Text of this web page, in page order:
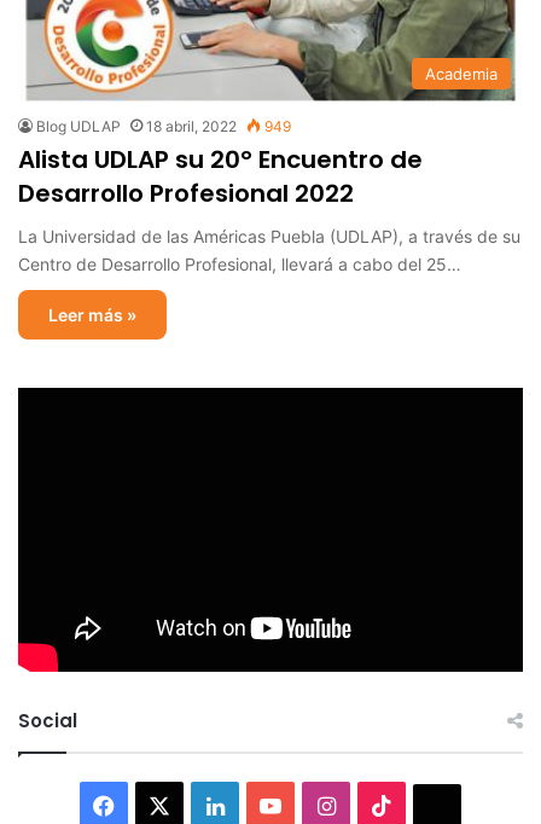
Academia
Blog UDLAP 18 abril, 2022 949
Alista UDLAP su 20° Encuentro de
Desarrollo Profesional 2022
La Universidad de las Américas Puebla (UDLAP), a través de su
Centro de Desarrollo Profesional, llevará a cabo del 25…
Leer más »
Social
Facebook LinkedInYouTubeInstagram